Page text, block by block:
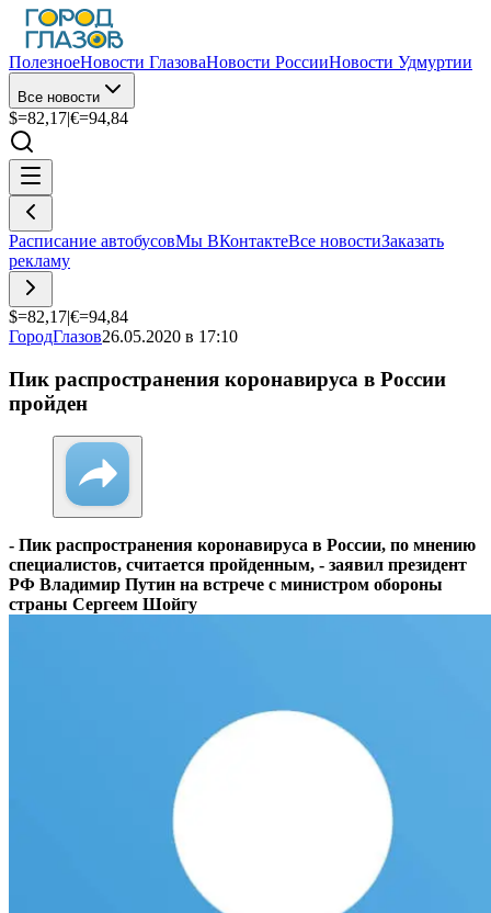
ПолезноеНовости ГлазоваНовости РоссииНовости Удмуртии
Все новости
$=82,17|€=94,84
Расписание автобусовМы ВКонтактеВсе новостиЗаказать
рекламу
$=82,17|€=94,84
ГородГлазов26.05.2020 в 17:10
Пик распространения коронавируса в России
пройден
- Пик распространения коронавируса в России, по мнению
специалистов, считается пройденным, - заявил президент
РФ Владимир Путин на встрече с министром обороны
страны Сергеем Шойгу